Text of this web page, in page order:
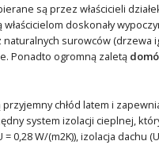
są przez właścicieli
doskonały
naturalnych surowców
Ponadto ogromną zaletą
przyjemny chłód latem i
system izolacji cieplnej,
0,28 W/(m2K)), izolacja dachu